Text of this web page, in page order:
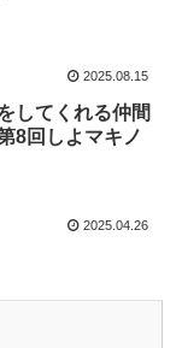
2025.08.15
してくれる仲間
8回しよマキノ
2025.04.26